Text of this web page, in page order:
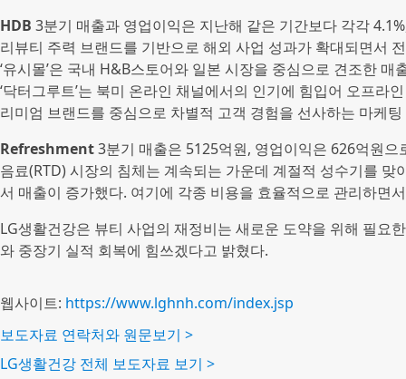
HDB 3분기 매출과 영업이익은 지난해 같은 기간보다 각각
리뷰티 주력 브랜드를 기반으로 해외 사업 성과가 확대되면서
‘유시몰’은 국내 H&B스토어와 일본 시장을 중심으로 견조한
‘닥터그루트’는 북미 온라인 채널에서의 인기에 힘입어 오프라
리미엄 브랜드를 중심으로 차별적 고객 경험을 선사하는 마케
Refreshment3분기 매출은 5125억원, 영업이익은 626억원
음료(RTD) 시장의 침체는 계속되는 가운데 계절적 성수기를
서 매출이 증가했다. 여기에 각종 비용을 효율적으로 관리하면
LG생활건강은 뷰티 사업의 재정비는 새로운 도약을 위해 필요
와 중장기 실적 회복에 힘쓰겠다고 밝혔다.
웹사이트: https://www.lghnh.com/index.jsp
보도자료 연락처와 원문보기 >
LG생활건강 전체 보도자료 보기 >